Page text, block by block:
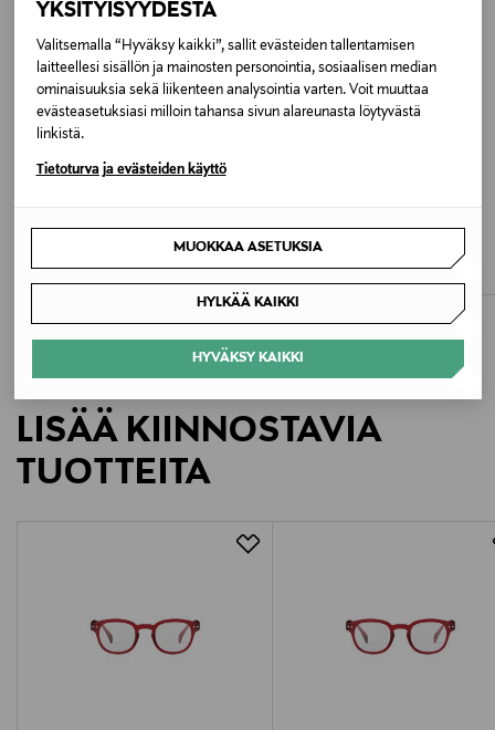
YKSITYISYYDESTÄ
Valitsemalla “Hyväksy kaikki”, sallit evästeiden tallentamisen
laitteellesi sisällön ja mainosten personointia, sosiaalisen median
ominaisuuksia sekä liikenteen analysointia varten. Voit muuttaa
evästeasetuksiasi milloin tahansa sivun alareunasta löytyvästä
linkistä.
Tietoturva ja evästeiden käyttö
MUOKKAA ASETUKSIA
HYLKÄÄ KAIKKI
HYVÄKSY KAIKKI
Puhdista pehmeällä liinalla. Säilytä suojapussissa.
Vältä kosketusta kemikaaleihin.
Väri
YELLOW GOLDEN CANYON
Koko
137x156x45 MM
Valmistusmaa
Valmistajan tuotenumero
91 RUE RÉAUMUR, 75002, Paris, France
IZIPIZI
IZIPIZI
Reading D +2,5 -lukulasit
LISÄÄ KIINNOSTAVIA
TUOTTEITA